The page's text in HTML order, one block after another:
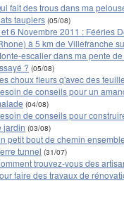
fait des trous dans ma
taupiers (05/08)
6 Novembre 2011 : Fééries
à 5 km de Villefranche
escalier dans ma pente
? (05/08)
choux fleurs q'avec des
de conseils pour un
(04/08)
de conseils pour
jardin (03/08)
petit bout de chemin ensemble
tunnel (31/07)
trouvez-vous des
faire des travaux de